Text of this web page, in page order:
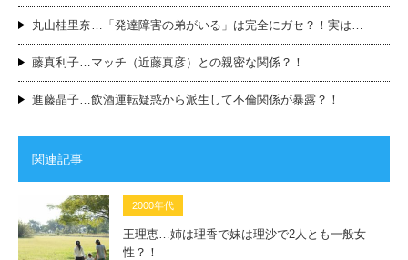
丸山桂里奈…「発達障害の弟がいる」は完全にガセ？！実は…
藤真利子…マッチ（近藤真彦）との親密な関係？！
進藤晶子…飲酒運転疑惑から派生して不倫関係が暴露？！
関連記事
2000年代
王理恵…姉は理香で妹は理沙で2人とも一般女
性？！